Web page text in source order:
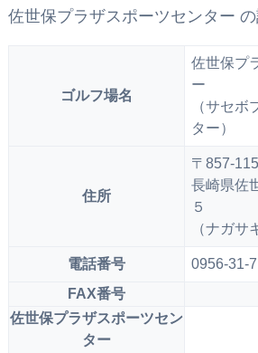
佐世保プラザスポーツセンター
ゴルフ場名
佐世保プ
ー
（サセボ
ター）
住所
〒857-
長崎県佐
５
（ナガサ
電話番号
0956-31-
FAX番号
佐世保プラザスポーツセン
ター